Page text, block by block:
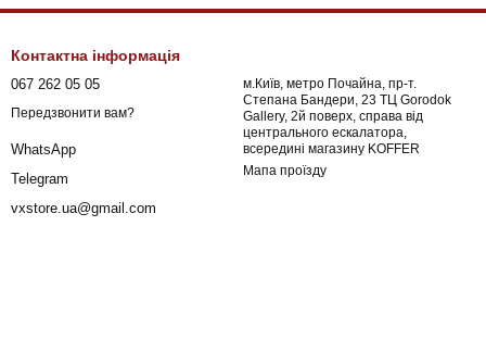
Контактна інформація
067 262 05 05
Передзвонити вам?
WhatsApp
Telegram
vxstore.ua@gmail.com
м.Київ, метро Почайна, пр-т.
Степана Бандери, 23 ТЦ Gorodok
Gallery, 2й поверх, справа від
центрального ескалатора,
всередині магазину KOFFER
Мапа проїзду